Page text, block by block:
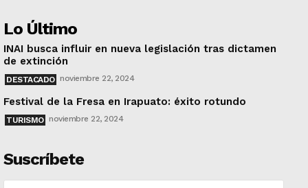
Lo Último
INAI busca influir en nueva legislación tras dictamen
de extinción
DESTACADO noviembre 22, 2024
Festival de la Fresa en Irapuato: éxito rotundo
TURISMO noviembre 22, 2024
Suscríbete